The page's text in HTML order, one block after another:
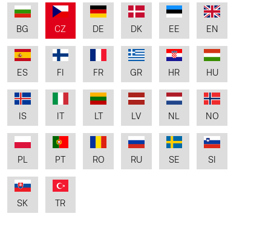
BG CZ DE DK EE EN
ES FI FR GR HR HU
IS LT LV NL NO
PL PT RO RU SE SI
SK TR